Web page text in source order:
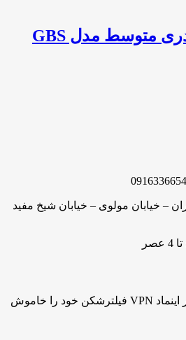
برس گونه کرم پودری متوسط مدل GBS
– خیابان مولوی – خیابان شیخ مفید
برای بارگزاری صحیح تصویر اینماد VPN فیلترشکن خود را خاموش